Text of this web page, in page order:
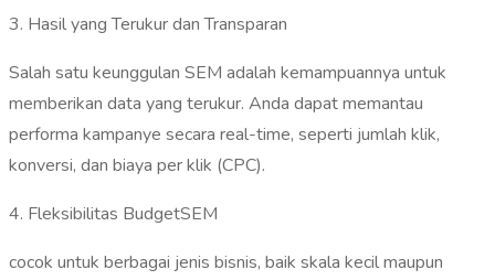
‎3. Hasil yang Terukur dan Transparan
‎Salah satu keunggulan SEM adalah kemampuannya untuk
memberikan data yang terukur. Anda dapat memantau
performa kampanye secara real-time, seperti jumlah klik,
konversi, dan biaya per klik (CPC).‎
‎4. Fleksibilitas Budget‎SEM
cocok untuk berbagai jenis bisnis, baik skala kecil maupun